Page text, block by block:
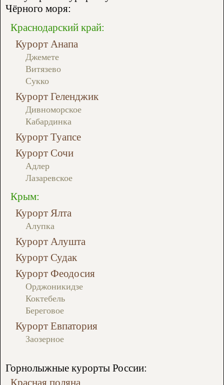
Чёрного моря:
Краснодарский край:
Курорт Анапа
Джемете
Витязево
Сукко
Курорт Геленджик
Дивноморское
Кабардинка
Курорт Туапсе
Курорт Сочи
Адлер
Лазаревское
Крым:
Курорт Ялта
Алупка
Курорт Алушта
Курорт Судак
Курорт Феодосия
Орджоникидзе
Коктебель
Береговое
Курорт Евпатория
Заозерное
Горнолыжные курорты России:
Красная поляна